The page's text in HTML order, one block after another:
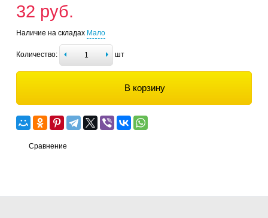
32 руб.
Наличие на складах Мало
Количество: шт
В корзину
Сравнение